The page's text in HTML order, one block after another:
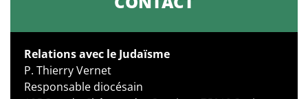
Relations avec le Judaïsme
P. Thierry Vernet
Responsable diocésain